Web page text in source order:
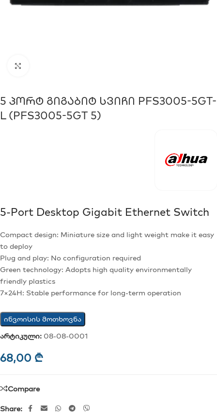
5 Პორტ Გიგაბიტ Სვიჩი PFS3005-5GT-
L (PFS3005-5GT 5)
5-Port Desktop Gigabit Ethernet Switch
Compact design: Miniature size and light weight make it easy
to deploy
Plug and play: No configuration required
Green technology: Adopts high quality environmentally
friendly plastics
7×24H: Stable performance for long-term operation
ინვოისის მოთხოვნა
არტიკული: 08-08-0001
68,00 ₾
Compare
Share: